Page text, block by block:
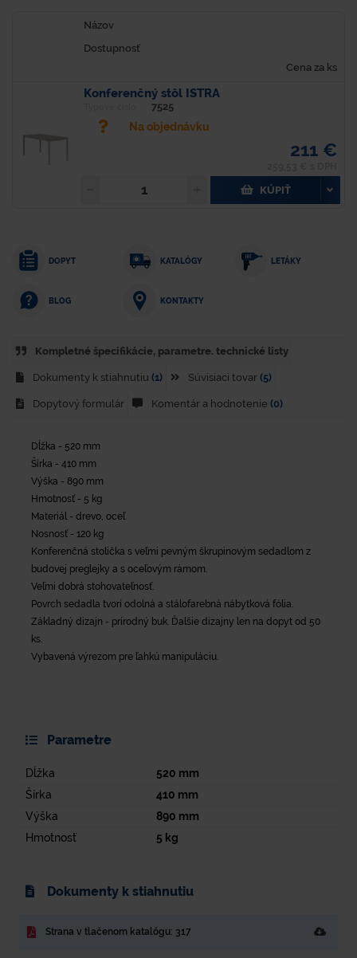
Názov
Dostupnosť
Cena za ks
Konferenčný stôl ISTRA
7525
Na objednávku
211 €
KÚPIŤ
DOPYT KATALÓGY LETÁKY
BLOG KONTAKTY
Kompletné špecifikácie, parametre. technické listy
Dokumenty k stiahnutiu (1) Súvisiaci tovar (5)
Dopytový formulár Komentár a hodnotenie (0)
Dĺžka - 520 mm
Šírka - 410 mm
Výška - 890 mm
Hmotnosť - 5 kg
Materiál - drevo, oceľ
Nosnosť - 120 kg
Konferenčná stolička s veľmi pevným škrupinovým sedadlom z
budovej preglejky a s oceľovým rámom.
Veľmi dobrá stohovateľnosť.
Povrch sedadla tvorí odolná a stálofarebná nábytková fólia.
Základný dizajn - prírodný buk. Ďalšie dizajny len na dopyt od 50
ks.
Vybavená výrezom pre ľahkú manipuláciu.
Parametre
Dĺžka 520 mm
Šírka
410 mm
Výška
890 mm
Hmotnosť
5 kg
Dokumenty k stiahnutiu
Strana v tlačenom katalógu: 317